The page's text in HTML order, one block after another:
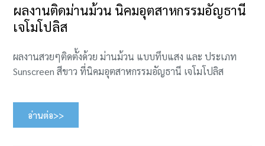
ผลงานติดม่านม้วน นิคมอุตสาหกรรมอัญธานี
เจโมโปลิส
ผลงานสวยๆติดตั้งด้วย ม่านม้วน แบบทึบแสง และ ประเภท
Sunscreen สีขาว ที่นิคมอุตสาหกรรมอัญธานี เจโมโปลิส
อ่านต่อ>>